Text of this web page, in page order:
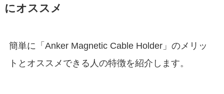
にオススメ
簡単に「Anker Magnetic Cable Holder」のメリッ
トとオススメできる人の特徴を紹介します。